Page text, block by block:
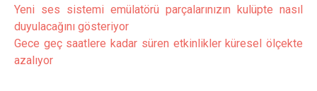
Yeni ses sistemi emülatörü parçalarınızın kulüpte nasıl
duyulacağını gösteriyor
Gece geç saatlere kadar süren etkinlikler küresel ölçekte
azalıyor